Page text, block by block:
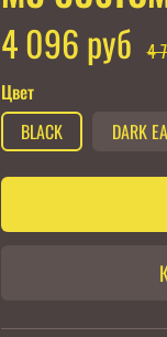
4 096 руб
4
Цвет
BLACK
DARK